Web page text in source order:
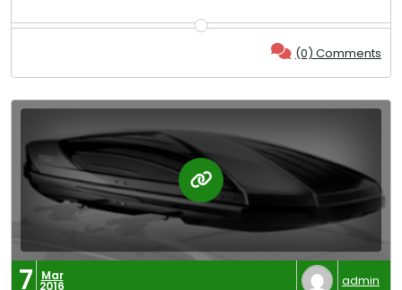
(0) Comments
7 Mar
2016 admin